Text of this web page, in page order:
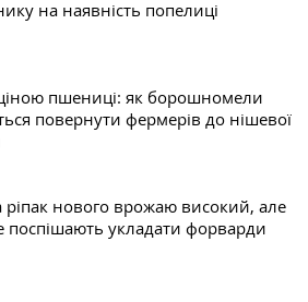
на наявність попелиці
пшениці: як борошномели
повернути фермерів до нішевої
ріпак нового врожаю високий, але
поспішають укладати форварди